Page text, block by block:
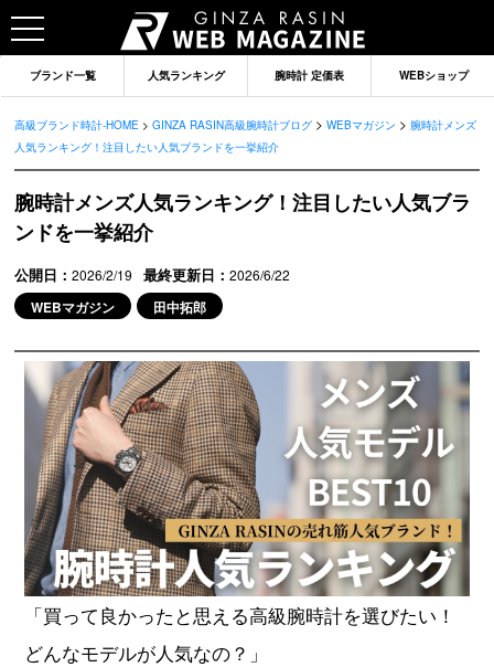
ブランドから記事を探す
ロレックス オメガ
オーデマピゲ パテックフィリップ
グランドセイコー
ヴァシュロンコンスタンタ
ン
ブランド一覧 人気ランキング 腕時計 定価表 WEBショップ
高級ブランド時計-HOME >GINZA RASIN高級腕時計ブログ >WEBマガジン > 腕時計メンズ
人気ランキング！注目したい人気ブランドを一挙紹介
腕時計メンズ人気ランキング！注目したい人気ブラ
ンドを一挙紹介
公開日：2026/2/19 最終更新日：2026/6/22
WEBマガジン 田中拓郎
「買って良かったと思える高級腕時計を選びたい！
どんなモデルが人気なの？」